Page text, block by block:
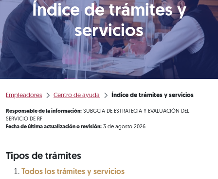
Índice de trámites y
servicios
Empleadores Centro de ayuda Índice de trámites y servicios
Responsable de la información: SUBGCIA DE ESTRATEGIA Y EVALUACIÓN DEL
SERVICIO DE RF
Fecha de última actualización o revisión: 3 de agosto 2026
Tipos de trámites
Todos los trámites y servicios